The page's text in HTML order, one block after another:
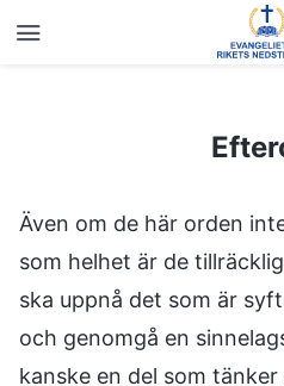
Efterord
Även om de här orden
som helhet är de
ska uppnå det som är
och genomgå en
kanske en del som